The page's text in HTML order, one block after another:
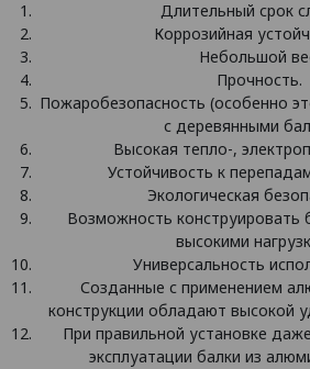
Длительный срок
Коррозийная
Небольшой
Прочность.
Пожаробезопасность (особенно
с деревянными
Высокая тепло-,
Устойчивость к
Экологическая
Возможность конструировать
высокими
Универсальность
Созданные с применением
конструкции обладают высокой
При правильной установке
эксплуатации балки из